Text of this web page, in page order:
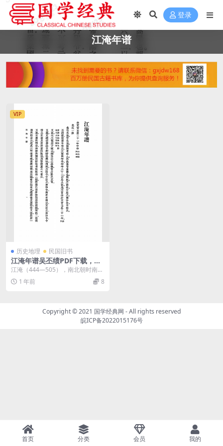
登录
江淹年谱
VIP
历史地理 民国旧书
江淹年谱吴丕绩PDF下载，国
学年谱
江淹（444—505），南北朝时南朝
文学家，字文通，今河南兰考人。
本书按年记叙其...
1 年前 8
Copyright © 2021 国学经典网 - All rights reserved
皖ICP备2022015176号
首页 分类 会员 我的